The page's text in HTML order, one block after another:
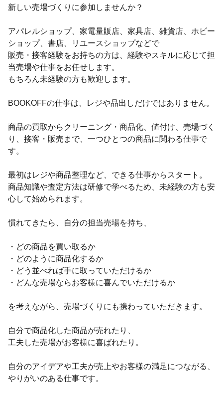
新しい売場づくりに参加しませんか？
アパレルショップ、家電量販店、家具店、雑貨店、ホビー
ショップ、書店、リユースショップなどで
販売・接客経験をお持ちの方は、経験やスキルに応じて担
当売場や仕事をお任せします。
もちろん未経験の方も歓迎します。
BOOKOFFの仕事は、レジや品出しだけではありません。
商品の買取からクリーニング・商品化、値付け、売場づく
り、接客・販売まで、一つひとつの商品に関わる仕事で
す。
最初はレジや商品整理など、できる仕事からスタート。
商品知識や査定方法は研修で学べるため、未経験の方も安
心して始められます。
慣れてきたら、自分の担当売場を持ち、
・どの商品を買い取るか
・どのように商品化するか
・どう並べれば手に取っていただけるか
・どんな売場ならお客様に喜んでいただけるか
を考えながら、売場づくりにも携わっていただきます。
自分で商品化した商品が売れたり、
工夫した売場がお客様に喜ばれたり。
自分のアイデアや工夫が売上やお客様の満足につながる、
やりがいのある仕事です。